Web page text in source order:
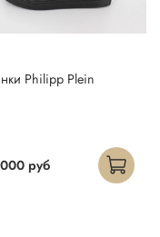
Philipp Plein
руб